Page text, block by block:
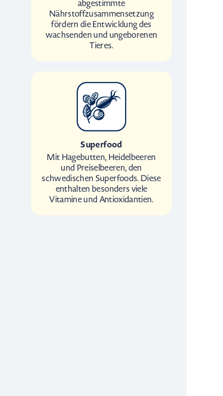
abgestimmte
Nährstoffzusammensetzung
fördern die Entwicklung des
wachsenden und ungeborenen
Tieres.
Superfood
Mit Hagebutten, Heidelbeeren
und Preiselbeeren, den
schwedischen Superfoods. Diese
enthalten besonders viele
Vitamine und Antioxidantien.